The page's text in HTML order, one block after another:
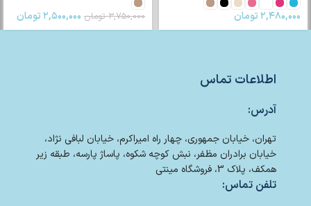
۲,۴۸۰,۰۰۰تومان ۳,۷۵۰,۰۰۰ تومان ۲,۵۰۰,۰۰۰تومان
اطلاعات تماس
آدرس:
تهران، خیابان جمهوری، چهار راه امیراکرم، خیابان لبافی نژاد،
خیابان برادران مظفر، نبش کوچه شکوه، پاساژ پارسه، طبقه زیر
همکف، پلاک 3، فروشگاه مینتی
تلفن تماس: